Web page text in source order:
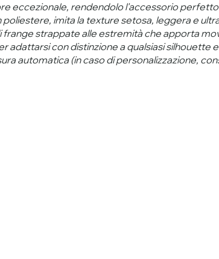
eccezionale, rendendolo l'accessorio
imita la texture setosa, leggera e
strappate alle estremità che apporta
adattarsi con distinzione a qualsiasi silhouette
automatica (in caso di personalizzazione,